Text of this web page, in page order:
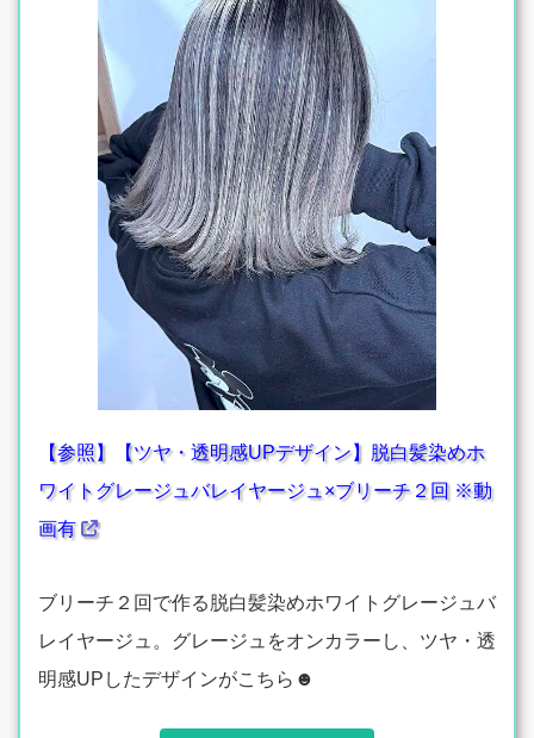
【参照】【ツヤ・透明感UPデザイン】脱白髪染めホ
ワイトグレージュバレイヤージュ×ブリーチ２回 ※動
画有
ブリーチ２回で作る脱白髪染めホワイトグレージュバ
レイヤージュ。グレージュをオンカラーし、ツヤ・透
明感UPしたデザインがこちら☻